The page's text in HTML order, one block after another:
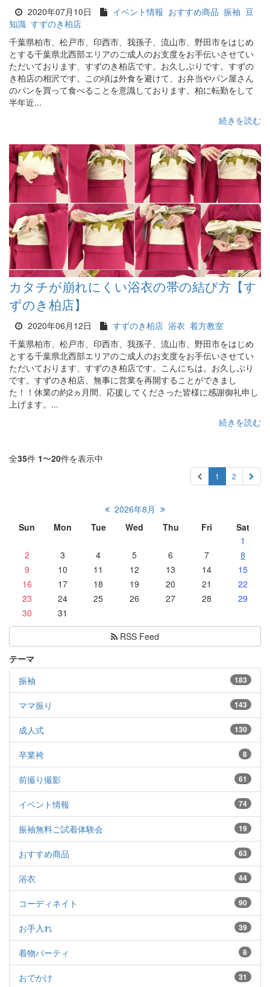
2026年8月
Sun
Mon Tue Wed Thu Fri
Sat
1
2
3 4 5 6 7
8
9
10 11 12 13 14
15
16
17 18 19 20 21
22
23
24 25 26 27 28
29
30
31
RSS Feed
テーマ
183
振袖
143
ママ振り
130
成人式
8
卒業袴
61
前撮り撮影
74
イベント情報
19
振袖無料ご試着体験会
63
おすすめ商品
44
浴衣
90
コーディネイト
39
お手入れ
8
着物パーティ
31
おでかけ
2020年07月10日 イベント情報 おすすめ商品 振袖 豆
知識 すずのき柏店
千葉県柏市、松戸市、印西市、我孫子、流山市、野田市をはじめ
とする千葉県北西部エリアのご成人のお支度をお手伝いさせてい
ただいております、すずのき柏店です。お久しぶりです。すずの
き柏店の相沢です。この頃は外食を避けて、お弁当やパン屋さん
のパンを買って食べることを意識しております。柏に転勤をして
半年近...
続きを読む
カタチが崩れにくい浴衣の帯の結び方【す
ずのき柏店】
2020年06月12日 すずのき柏店 浴衣 着方教室
千葉県柏市、松戸市、印西市、我孫子、流山市、野田市をはじめ
とする千葉県北西部エリアのご成人のお支度をお手伝いさせてい
ただいております、すずのき柏店です。こんにちは。お久しぶり
です。すずのき柏店、無事に営業を再開することができまし
た！！休業の約2ヵ月間、応援してくださった皆様に感謝御礼申し
上げます。...
続きを読む
全35件 1〜20件を表示中
1 2